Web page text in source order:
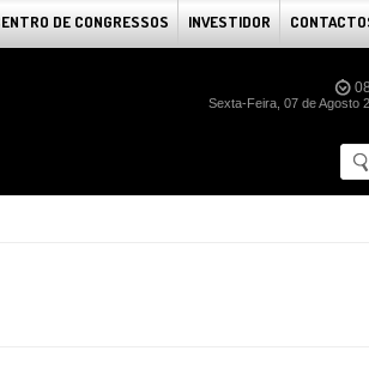
DE CONGRESSOS INVESTIDOR
Sexta-Feira, 07 de Agosto